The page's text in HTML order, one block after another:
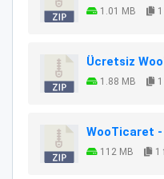
1.01 MB
Ücretsiz
1.88 MB
WooTicaret
112 MB 1